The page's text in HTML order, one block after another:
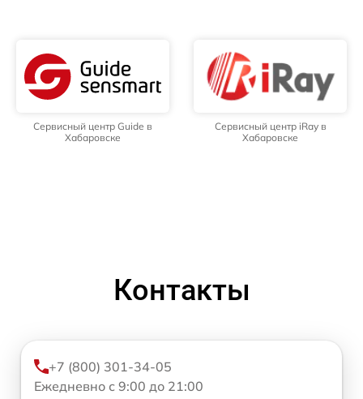
Сервисный центр Guide в
Хабаровске
Сервисный центр iRay в
Хабаровске
Контакты
+7 (800) 301-34-05
Ежедневно с 9:00 до 21:00